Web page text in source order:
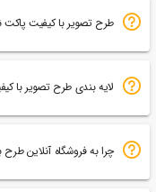
طرح تصویر با کیفیت
لایه بندی طرح تصویر با
چرا به فروشگاه آنلاین طرح